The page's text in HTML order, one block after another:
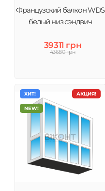
Французский балкон WDS
белый низ сэндвич
39311 грн
43680 грн
АКЦИЯ!
ХИТ!
NEW!